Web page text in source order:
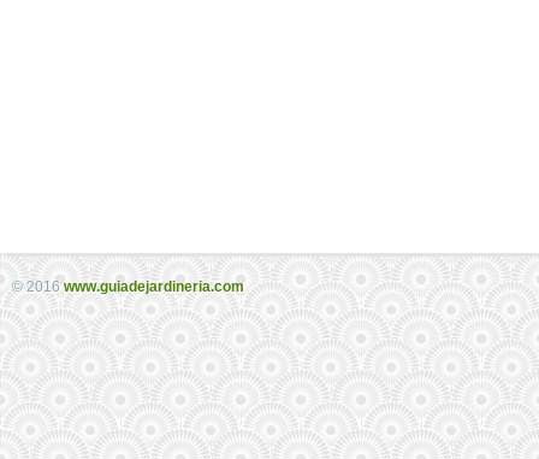
© 2016www.guiadejardineria.com